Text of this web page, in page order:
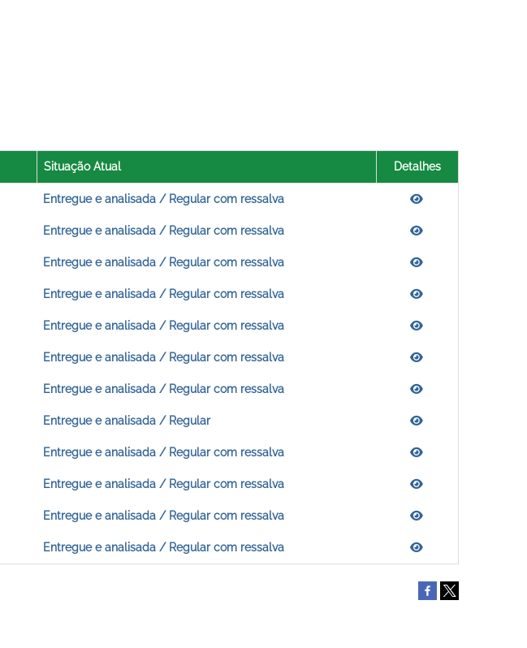
Situação Atual Detalhes
Entregue e analisada / Regular com ressalva
Entregue e analisada / Regular com ressalva
Entregue e analisada / Regular com ressalva
Entregue e analisada / Regular com ressalva
Entregue e analisada / Regular com ressalva
Entregue e analisada / Regular com ressalva
Entregue e analisada / Regular com ressalva
Entregue e analisada / Regular
Entregue e analisada / Regular com ressalva
Entregue e analisada / Regular com ressalva
Entregue e analisada / Regular com ressalva
Entregue e analisada / Regular com ressalva